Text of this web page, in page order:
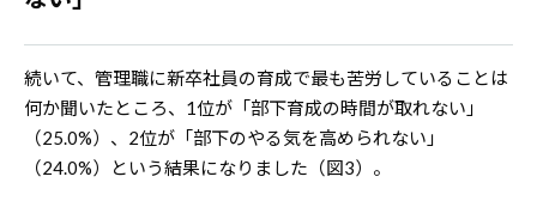
続いて、管理職に新卒社員の育成で最も苦労していることは
何か聞いたところ、1位が「部下育成の時間が取れない」
（25.0%）、2位が「部下のやる気を高められない」
（24.0%）という結果になりました（図3）。